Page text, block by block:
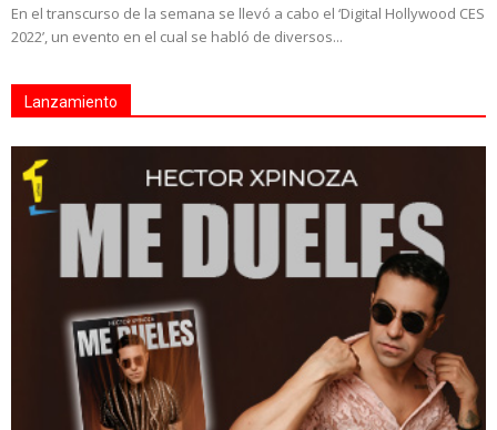
En el transcurso de la semana se llevó a cabo el ‘Digital Hollywood CES
2022’, un evento en el cual se habló de diversos...
Lanzamiento